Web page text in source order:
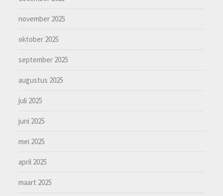
november 2025
oktober 2025
september 2025
augustus 2025
juli 2025
juni 2025
mei 2025
april 2025
maart 2025